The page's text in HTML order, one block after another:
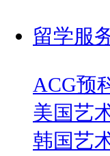
留学服
ACG预
美国艺
韩国艺